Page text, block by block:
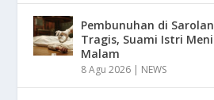
Pembunuhan di
Tragis, Suami Istri
Malam
8 Agu 2026 | NEWS